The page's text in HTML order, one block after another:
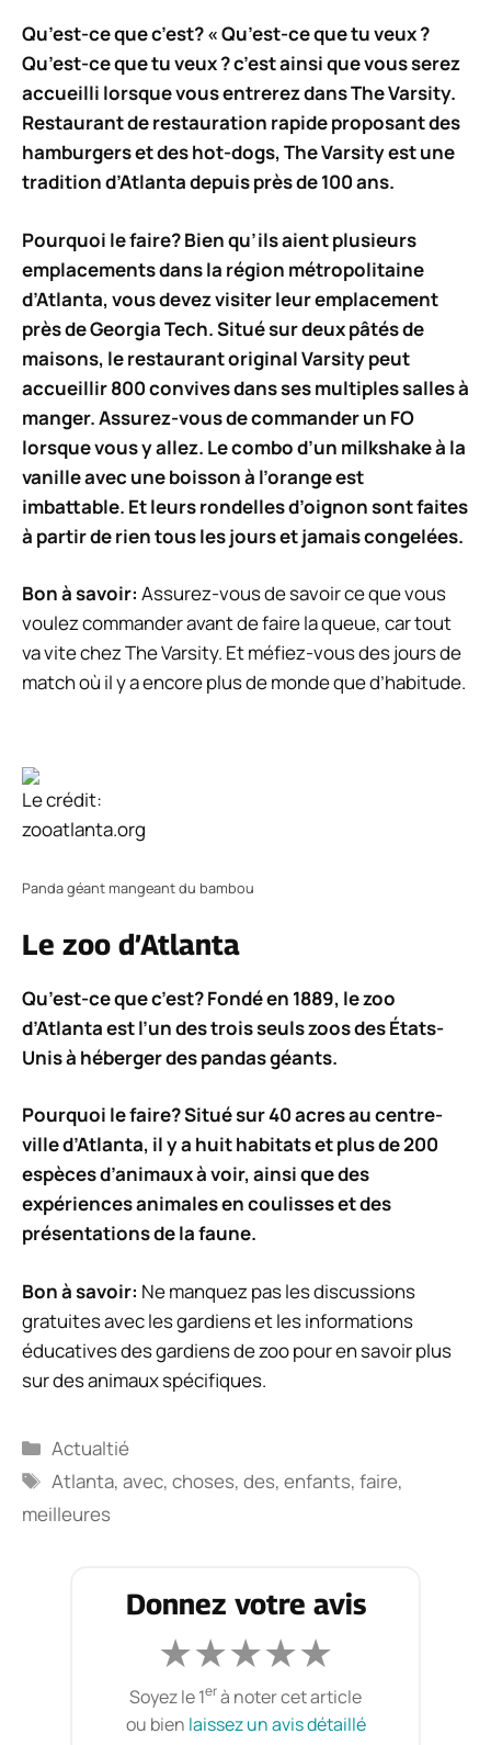
Qu’est-ce que c’est? « Qu’est-ce que tu veux ?
Qu’est-ce que tu veux ? c’est ainsi que vous serez
accueilli lorsque vous entrerez dans The Varsity.
Restaurant de restauration rapide proposant des
hamburgers et des hot-dogs, The Varsity est une
tradition d’Atlanta depuis près de 100 ans.
Pourquoi le faire? Bien qu’ils aient plusieurs
emplacements dans la région métropolitaine
d’Atlanta, vous devez visiter leur emplacement
près de Georgia Tech. Situé sur deux pâtés de
maisons, le restaurant original Varsity peut
accueillir 800 convives dans ses multiples salles à
manger. Assurez-vous de commander un FO
lorsque vous y allez. Le combo d’un milkshake à la
vanille avec une boisson à l’orange est
imbattable. Et leurs rondelles d’oignon sont faites
à partir de rien tous les jours et jamais congelées.
Bon à savoir: Assurez-vous de savoir ce que vous
voulez commander avant de faire la queue, car tout
va vite chez The Varsity. Et méfiez-vous des jours de
match où il y a encore plus de monde que d’habitude.
Le crédit:
zooatlanta.org
Panda géant mangeant du bambou
Le zoo d’Atlanta
Qu’est-ce que c’est? Fondé en 1889, le zoo
d’Atlanta est l’un des trois seuls zoos des États-
Unis à héberger des pandas géants.
Pourquoi le faire? Situé sur 40 acres au centre-
ville d’Atlanta, il y a huit habitats et plus de 200
espèces d’animaux à voir, ainsi que des
expériences animales en coulisses et des
présentations de la faune.
Bon à savoir: Ne manquez pas les discussions
gratuites avec les gardiens et les informations
éducatives des gardiens de zoo pour en savoir plus
sur des animaux spécifiques.
Catégories
Actualtié
Étiquettes
Atlanta,avec,choses,des,enfants,faire,
meilleures
Donnez votre avis
★★★★★
Soyez le 1erà noter cet article
ou bien laissez un avis détaillé